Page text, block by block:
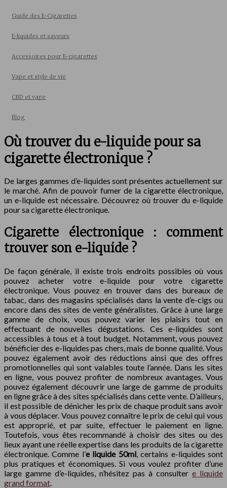
Guide des E-Cigarettes
E-liquides et saveurs
Accessoires pour E-cigarettes
Vape et style de vie
CBD et vape
Blog
Où trouver du e-liquide pour sa
cigarette électronique ?
De larges gammes d’e-liquides sont présentes actuellement sur
le marché. Afin de pouvoir fumer de la cigarette électronique,
un e-liquide est nécessaire. Découvrez où trouver du e-liquide
pour sa cigarette électronique.
Cigarette électronique : comment
trouver son e-liquide ?
De façon générale, il existe trois endroits possibles où vous
pouvez acheter votre e-liquide pour votre cigarette
électronique. Vous pouvez en trouver dans des bureaux de
tabac, dans des magasins spécialisés dans la vente d’e-cigs ou
encore dans des sites de vente généralistes. Grâce à une large
gamme de choix, vous pouvez varier les plaisirs tout en
effectuant de nouvelles dégustations. Ces e-liquides sont
accessibles à tous et à tout budget. Notamment, vous pouvez
bénéficier des e-liquides pas chers, mais de bonne qualité. Vous
pouvez également avoir des réductions ainsi que des offres
promotionnelles qui sont valables toute l’année. Dans les sites
en ligne, vous pouvez profiter de nombreux avantages. Vous
pouvez également découvrir une large de gamme de produits
en ligne grâce à des sites spécialisés dans cette vente. D’ailleurs,
il est possible de dénicher les prix de chaque produit sans avoir
à vous déplacer. Vous pouvez connaître le prix de celui qui vous
est approprié, et par suite, effectuer le paiement en ligne.
Toutefois, vous êtes recommandé à choisir des sites ou des
lieux ayant une réelle expertise dans les produits de la cigarette
électronique. Comme l’e liquide 50ml, certains e-liquides sont
plus pratiques et économiques. Si vous voulez profiter d’une
large gamme d’e-liquides, n’hésitez pas à consulter e liquide
grand format